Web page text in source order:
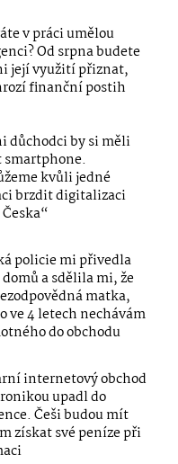
v práci umělou
Od srpna budete
její využití přiznat,
finanční postih
důchodci by si měli
kvůli jedné
brzdit digitalizaci
policie mi přivedla
a sdělila mi, že
matka,
ve 4 letech nechávám
do obchodu
internetový obchod
upadl do
Češi budou mít
získat své peníze při